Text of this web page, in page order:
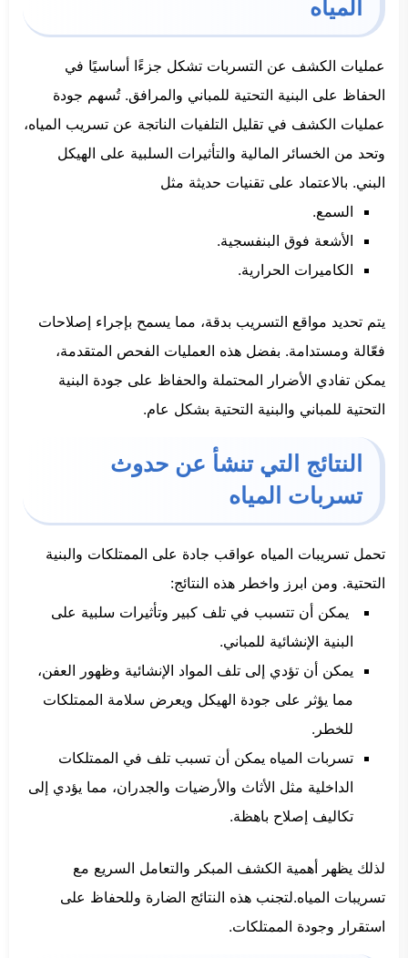
المياه
عمليات الكشف عن التسربات تشكل جزءًا أساسيًا في
الحفاظ على البنية التحتية للمباني والمرافق. تُسهم جودة
عمليات الكشف في تقليل التلفيات الناتجة عن تسريب المياه،
وتحد من الخسائر المالية والتأثيرات السلبية على الهيكل
البني. بالاعتماد على تقنيات حديثة مثل
السمع.
الأشعة فوق البنفسجية.
الكاميرات الحرارية.
يتم تحديد مواقع التسريب بدقة، مما يسمح بإجراء إصلاحات
فعّالة ومستدامة. بفضل هذه العمليات الفحص المتقدمة،
يمكن تفادي الأضرار المحتملة والحفاظ على جودة البنية
التحتية للمباني والبنية التحتية بشكل عام.
النتائج التي تنشأ عن حدوث
تسربات المياه
تحمل تسريبات المياه عواقب جادة على الممتلكات والبنية
التحتية. ومن ابرز واخطر هذه النتائج:
يمكن أن تتسبب في تلف كبير وتأثيرات سلبية على
البنية الإنشائية للمباني.
يمكن أن تؤدي إلى تلف المواد الإنشائية وظهور العفن،
مما يؤثر على جودة الهيكل ويعرض سلامة الممتلكات
للخطر.
تسربات المياه يمكن أن تسبب تلف في الممتلكات
الداخلية مثل الأثاث والأرضيات والجدران، مما يؤدي إلى
تكاليف إصلاح باهظة.
لذلك يظهر أهمية الكشف المبكر والتعامل السريع مع
تسريبات المياه.لتجنب هذه النتائج الضارة وللحفاظ على
استقرار وجودة الممتلكات.